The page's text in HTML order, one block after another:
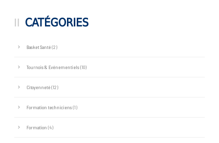
CATÉGORIES
Basket Santé(2)
Tournois & Evénementiels(10)
Citoyenneté(12)
Formation techniciens(1)
Formation (4)